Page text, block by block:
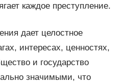
каждое преступление.
дает целостное
интересах, ценностях,
и государство
значимыми, что